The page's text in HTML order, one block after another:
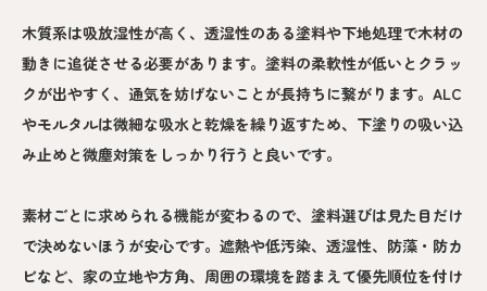
木質系は吸放湿性が高く、透湿性のある塗料や下地処理で木材の
動きに追従させる必要があります。塗料の柔軟性が低いとクラッ
クが出やすく、通気を妨げないことが長持ちに繋がります。ALC
やモルタルは微細な吸水と乾燥を繰り返すため、下塗りの吸い込
み止めと微塵対策をしっかり行うと良いです。
素材ごとに求められる機能が変わるので、塗料選びは見た目だけ
で決めないほうが安心です。遮熱や低汚染、透湿性、防藻・防カ
ビなど、家の立地や方角、周囲の環境を踏まえて優先順位を付け